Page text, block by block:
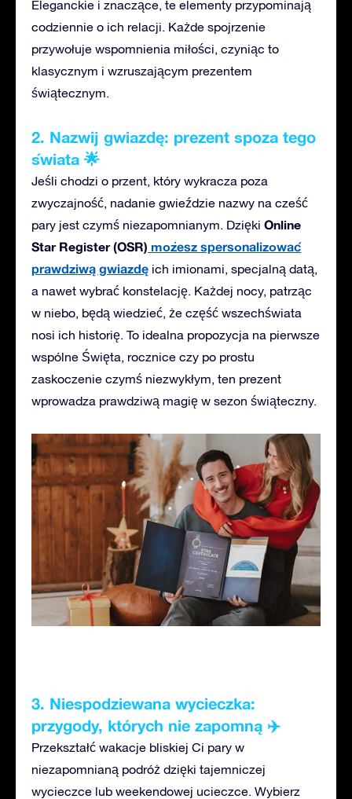
Eleganckie i znaczące, te elementy przypominają
codziennie o ich relacji. Każde spojrzenie
przywołuje wspomnienia miłości, czyniąc to
klasycznym i wzruszającym prezentem
świątecznym.
2. Nazwij gwiazdę: prezent spoza tego
świata 🌟
Jeśli chodzi o przent, który wykracza poza
zwyczajność, nadanie gwieździe nazwy na cześć
pary jest czymś niezapomnianym. Dzięki Online
Star Register (OSR) możesz spersonalizować
prawdziwą gwiazdę ich imionami, specjalną datą,
a nawet wybrać konstelację. Każdej nocy, patrząc
w niebo, będą wiedzieć, że część wszechświata
nosi ich historię. To idealna propozycja na pierwsze
wspólne Święta, rocznice czy po prostu
zaskoczenie czymś niezwykłym, ten prezent
wprowadza prawdziwą magię w sezon świąteczny.
3. Niespodziewana wycieczka:
przygody, których nie zapomną ✈️
Przekształć wakacje bliskiej Ci pary w
niezapomnianą podróż dzięki tajemniczej
wycieczce lub weekendowej ucieczce. Wybierz